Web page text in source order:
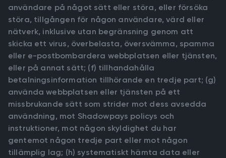
användare på något sätt eller störa, eller försöka
störa, tillgången för någon användare, värd eller
nätverk, inklusive utan begränsning genom att
skicka ett virus, överbelasta, översvämma, spamma
eller e-postbombardera webbplatsen eller tjänsten,
eller på annat sätt; (f) tillhandahålla
betalningsinformation tillhörande en tredje part; (g)
använda webbplatsen eller tjänsten på ett
missbrukande sätt som strider mot dess avsedda
användning, mot Shadowpays policys och
instruktioner, mot någon skyldighet du har
gentemot någon tredje part eller mot någon
tillämplig lag; (h) systematiskt hämta data eller